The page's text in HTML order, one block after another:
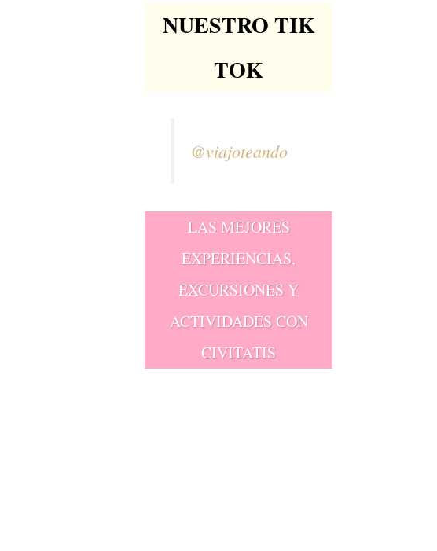
NUESTRO TIK
TOK
@viajoteando
LAS MEJORES
EXPERIENCIAS,
EXCURSIONES Y
ACTIVIDADES CON
CIVITATIS